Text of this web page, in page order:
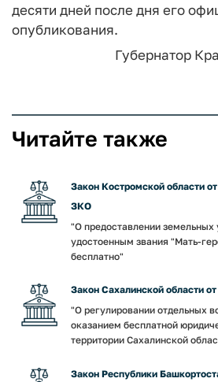
десяти дней после дня его
опубликования.
Губернатор
Читайте также
Закон Костромской области
ЗКО
"О предоставлении
удостоенным звания "Мать-
бесплатно"
Закон Сахалинской области
"О регулировании отдельных
оказанием бесплатной
территории Сахалинской
Закон Республики